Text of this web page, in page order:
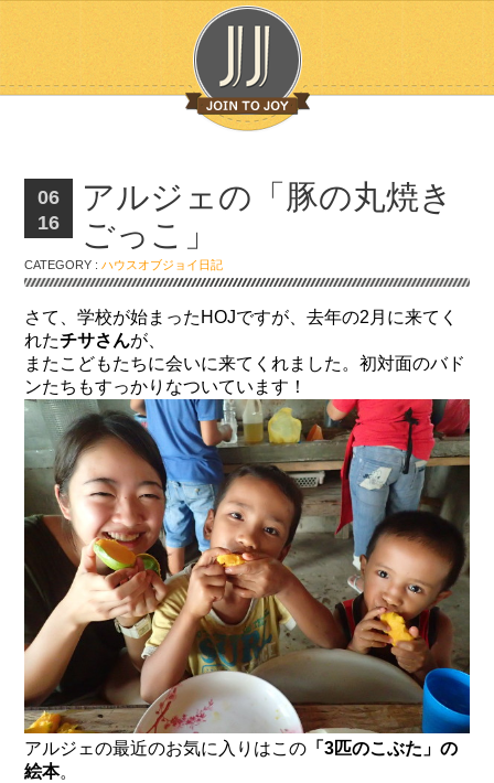
06
16
アルジェの「豚の丸焼き
ごっこ」
CATEGORY :ハウスオブジョイ日記
さて、学校が始まったHOJですが、去年の2月に来てく
れたチサさんが、
またこどもたちに会いに来てくれました。初対面のバド
ンたちもすっかりなついています！
アルジェの最近のお気に入りはこの 「3匹のこぶた」の
絵本。